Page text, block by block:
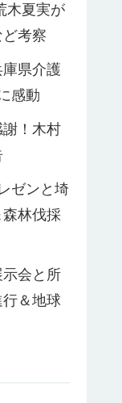
木夏実が
考察
県介護
感動
！木村
ゼンと埼
林伐採
会と所
＆地球